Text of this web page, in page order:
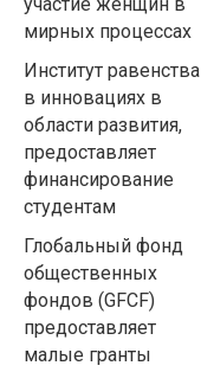
мирных процессах
Институт равенства
в инновациях в
области развития,
предоставляет
финансирование
студентам
Глобальный фонд
общественных
фондов (GFCF)
предоставляет
малые гранты